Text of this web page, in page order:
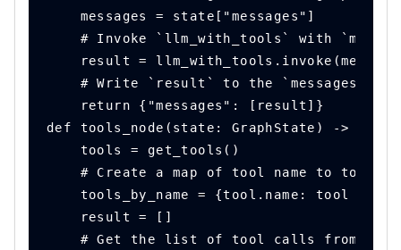
    messages = state["messages"]
# Invoke `llm_with_tools` with
result =
# Write `result` to the `messages`
    return {"messages": [result]}
def tools_node(state: GraphState) ->
    tools = get_tools()
# Create a map of tool name to tool
tools_by_name = {tool.name: tool for
    result = []
# Get the list of tool calls from